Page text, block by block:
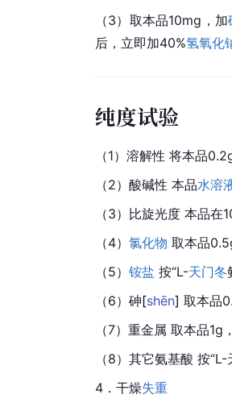
（3）取本品10mg，加
后，立即加40%氢氧化
纯度试验
（1）溶解性 将本品
（2）酸碱性 本品水溶
（3）比旋光度 本品
（4） 氯化物 取本品
（5） 铵盐 按“L-天门冬
（6） 砷[shēn] 取本品
（7）重金属 取本品1g
（8）其它氨基酸 按
4．干燥失重